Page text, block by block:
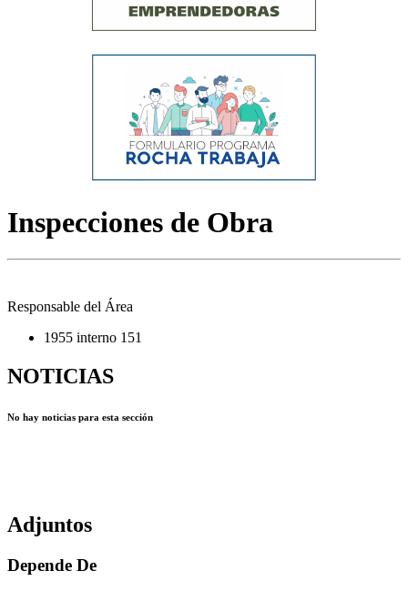
Inspecciones de Obra
Responsable del Área
1955 interno 151
NOTICIAS
No hay noticias para esta sección
Adjuntos
Depende De